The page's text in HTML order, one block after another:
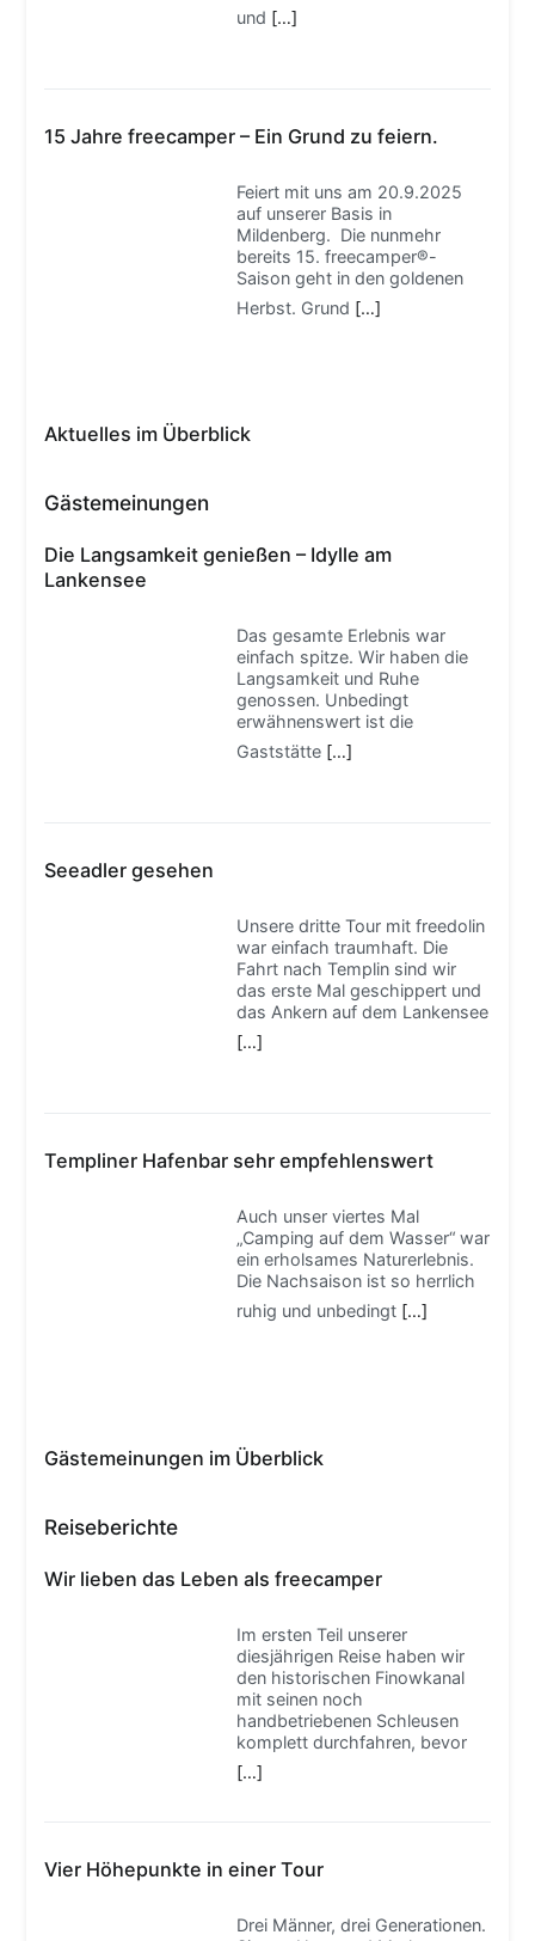
und […]
15 Jahre freecamper – Ein Grund zu feiern.
Feiert mit uns am 20.9.2025
auf unserer Basis in
Mildenberg. Die nunmehr
bereits 15. freecamper®-
Saison geht in den goldenen
Herbst. Grund […]
Aktuelles im Überblick
Gästemeinungen
Die Langsamkeit genießen – Idylle am
Lankensee
Das gesamte Erlebnis war
einfach spitze. Wir haben die
Langsamkeit und Ruhe
genossen. Unbedingt
erwähnenswert ist die
Gaststätte […]
Seeadler gesehen
Unsere dritte Tour mit freedolin
war einfach traumhaft. Die
Fahrt nach Templin sind wir
das erste Mal geschippert und
das Ankern auf dem Lankensee
[…]
Templiner Hafenbar sehr empfehlenswert
Auch unser viertes Mal
„Camping auf dem Wasser“ war
ein erholsames Naturerlebnis.
Die Nachsaison ist so herrlich
ruhig und unbedingt […]
Gästemeinungen im Überblick
Reiseberichte
Wir lieben das Leben als freecamper
Im ersten Teil unserer
diesjährigen Reise haben wir
den historischen Finowkanal
mit seinen noch
handbetriebenen Schleusen
komplett durchfahren, bevor
[…]
Vier Höhepunkte in einer Tour
Drei Männer, drei Generationen.